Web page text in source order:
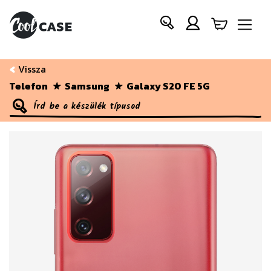
Vissza
Telefon
Samsung Galaxy S20 FE 5G